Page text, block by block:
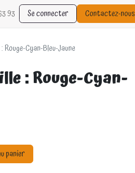
93 Se connecter Contactez-nous
Rouge-Cyan-Bleu-Jaune
: Rouge-Cyan-
panier